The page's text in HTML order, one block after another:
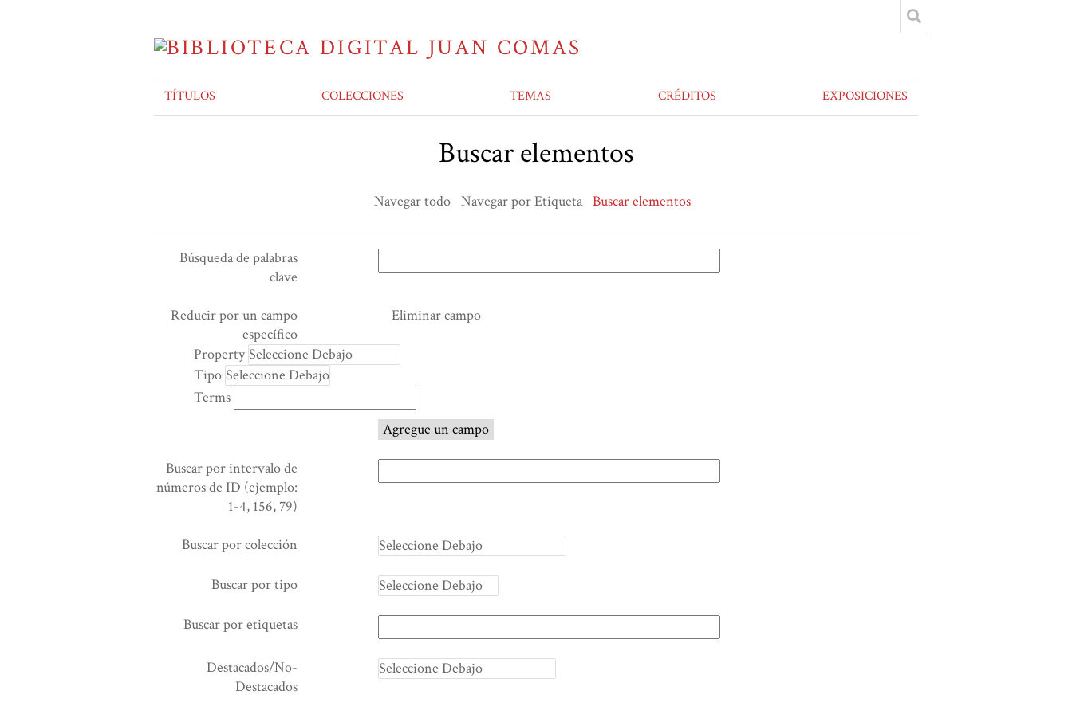
TÍTULOS COLECCIONES TEMAS CRÉDITOS EXPOSICIONES
Buscar elementos
Navegar todo Navegar por Etiqueta Buscar elementos
Búsqueda de palabras
clave
campo
específico":
Reducir por un campo
específico
Search Property
Tipo de búsqueda
Términos de búsqueda
Ensamblador de Búsqueda Eliminar campo
Property
Tipo
Terms
Agregue un campo
Buscar por intervalo de
números de ID (ejemplo:
1-4, 156, 79)
Buscar por colección
Buscar por tipo
Buscar por etiquetas
Destacados/No-
Destacados